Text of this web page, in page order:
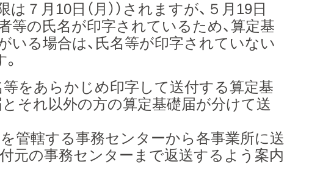
７月10日（月））されますが、５月19日
等の氏名が印字されているため、算定基
る場合は、氏名等が印字されていない
をあらかじめ印字して送付する算定基
それ以外の方の算定基礎届が分けて送
管轄する事務センターから各事業所に送
元の事務センターまで返送するよう案内